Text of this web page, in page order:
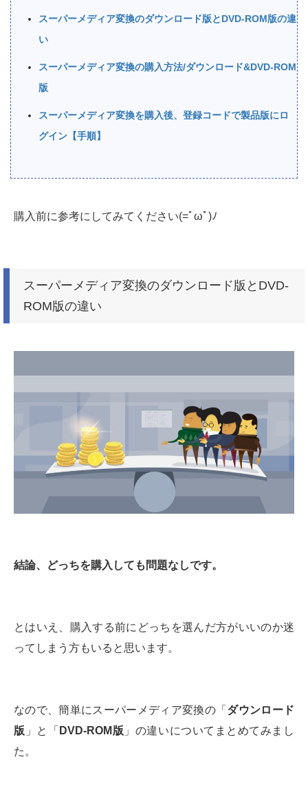
スーパーメディア変換のダウンロード版とDVD-ROM版の違
い
スーパーメディア変換の購入方法/ダウンロード&DVD-ROM
版
スーパーメディア変換を購入後、登録コードで製品版にロ
グイン【手順】
購入前に参考にしてみてください(=ﾟωﾟ)ﾉ
スーパーメディア変換のダウンロード版とDVD-
ROM版の違い
結論、どっちを購入しても問題なしです。
とはいえ、購入する前にどっちを選んだ方がいいのか迷
ってしまう方もいると思います。
なので、簡単にスーパーメディア変換の「 ダウンロード
版 」と「 DVD-ROM版 」の違いについてまとめてみまし
た。